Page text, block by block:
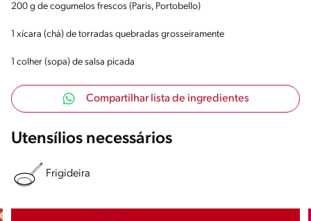
200 g de cogumelos frescos (Paris, Portobello)
1 xícara (chá) de torradas quebradas grosseiramente
1 colher (sopa) de salsa picada
Compartilhar lista de ingredientes
Utensílios necessários
Frigideira